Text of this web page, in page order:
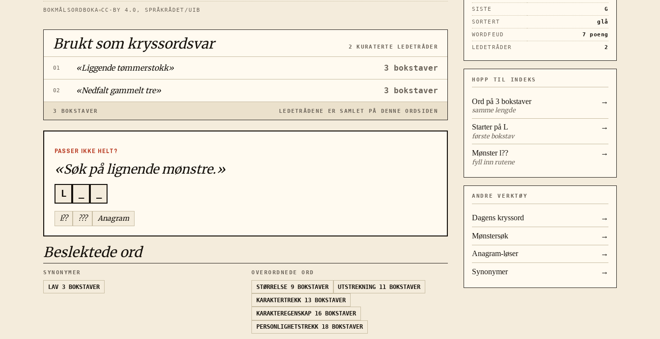
BOKMÅLSORDBOKA CC-BY 4.0, SPRÅKRÅDET/UIB
Brukt som kryssordsvar 2 KURATERTE LEDETRÅDER
01 «Liggende tømmerstokk» 3 bokstaver
02 «Nedfalt gammelt tre» 3 bokstaver
3 BOKSTAVER LEDETRÅDENE ER SAMLET PÅ DENNE ORDSIDEN
PASSER IKKE HELT?
«Søk på lignende mønstre.»
L
l?? ??? Anagram
Beslektede ord
SYNONYMER
LAV 3 BOKSTAVER
OVERORDNEDE ORD
STØRRELSE 9 BOKSTAVER UTSTREKNING 11 BOKSTAVER
KARAKTERTREKK 13 BOKSTAVER
KARAKTEREGENSKAP 16 BOKSTAVER
PERSONLIGHETSTREKK 18 BOKSTAVER
SISTE
G
SORTERT
glå
WORDFEUD
7
poeng
LEDETRÅDER
2
HOPP TIL INDEKS
Ord på 3 bokstaver
samme lengde
→
Starter på L
første bokstav
→
Mønsterl??
fyll inn rutene
→
ANDRE VERKTØY
Dagens kryssord →
Mønstersøk →
Anagram-løser →
Synonymer →